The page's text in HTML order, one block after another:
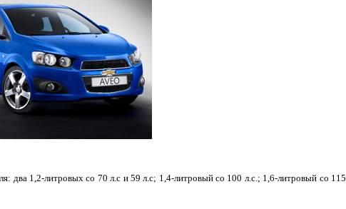
два 1,2-литровых со 70 л.с и 59 л.с; 1,4-литровый со 100 л.с.; 1,6-литровый со 115